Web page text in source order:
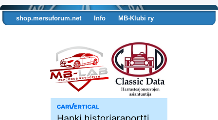
shop.mersuforum.net Info
MB-Klubi ry